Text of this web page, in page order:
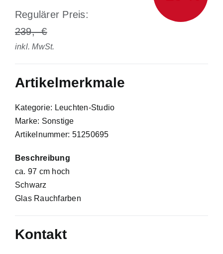
Regulärer Preis:
239
inkl. MwSt.
Artikelmerkmale
Kategorie: Leuchten-Studio
Marke: Sonstige
Artikelnummer: 51250695
Beschreibung
ca. 97 cm hoch
Schwarz
Glas Rauchfarben
Kontakt